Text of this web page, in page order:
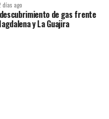
días ago
de gas frente
y La Guajira